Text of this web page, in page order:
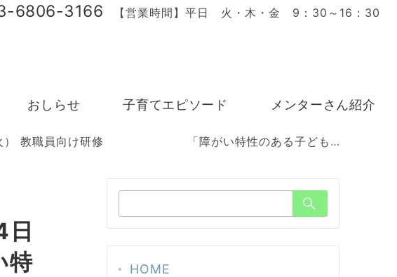
6806-3166 【営業時間】平日 火・木・金 9：30～16：30
おしらせ 子育てエピソード メンターさん紹介
研修 「障がい特性のある子どものこと その親のこと」
HOME